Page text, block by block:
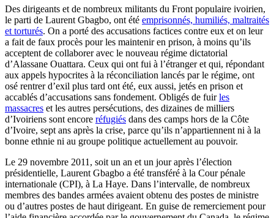
Des dirigeants et de nombreux militants du Front populaire ivoirien,
le parti de Laurent Gbagbo, ont été emprisonnés, humiliés, maltraités
et torturés. On a porté des accusations factices contre eux et on leur
a fait de faux procès pour les maintenir en prison, à moins qu’ils
acceptent de collaborer avec le nouveau régime dictatorial
d’Alassane Ouattara. Ceux qui ont fui à l’étranger et qui, répondant
aux appels hypocrites à la réconciliation lancés par le régime, ont
osé rentrer d’exil plus tard ont été, eux aussi, jetés en prison et
accablés d’accusations sans fondement. Obligés de fuirles
massacres et les autres persécutions, des dizaines de milliers
d’Ivoiriens sont encore réfugiés dans des camps hors de la Côte
d’Ivoire, sept ans après la crise, parce qu’ils n’appartiennent ni à la
bonne ethnie ni au groupe politique actuellement au pouvoir.
Le 29 novembre 2011, soit un an et un jour après l’élection
présidentielle, Laurent Gbagbo a été transféré à la Cour pénale
internationale (CPI), à La Haye. Dans l’intervalle, de nombreux
membres des bandes armées avaient obtenu des postes de ministre
ou d’autres postes de haut dirigeant. En guise de remerciement pour